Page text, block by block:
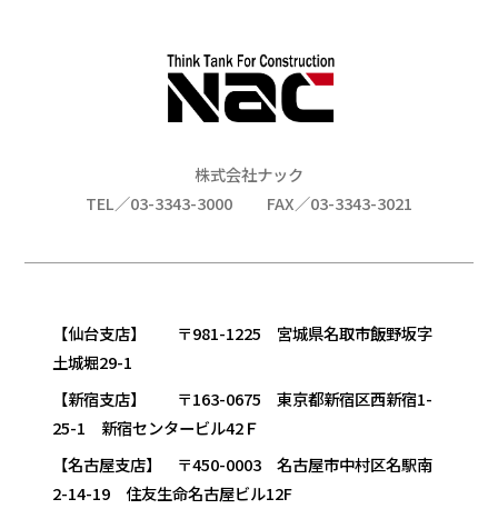
株式会社ナック
TEL／03-3343-3000
FAX／03-3343-3021
【仙台支店】 〒981-1225 宮城県名取市飯野坂字
土城堀29-1
【新宿支店】 〒163-0675 東京都新宿区西新宿1-
25-1 新宿センタービル42Ｆ
【名古屋支店】 〒450-0003 名古屋市中村区名駅南
2-14-19 住友生命名古屋ビル12F